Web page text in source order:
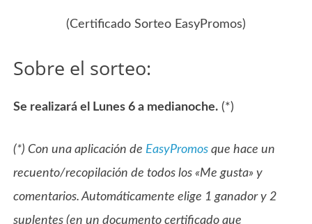
(Certificado Sorteo EasyPromos)
Sobre el sorteo:
Se realizará el Lunes 6 a medianoche. (*)
(*) Con una aplicación de EasyPromos que hace un
recuento/recopilación de todos los «Me gusta» y
comentarios. Automáticamente elige 1 ganador y 2
suplentes (en un documento certificado que